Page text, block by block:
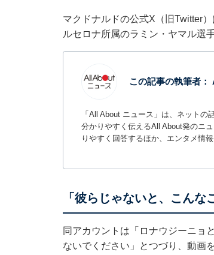
マクドナルドの公式X（旧Twitter
ルセロナ所属のラミン・ヤマル選
この記事の執筆者：
「All About ニュース」は、ネット
分かりやすく伝えるAll About発のニ
りやすく回答するほか、エンタメ情
「彼らじゃないと、こんな
同アカウントは「ロナウジーニ
ないでください」とつづり、動画